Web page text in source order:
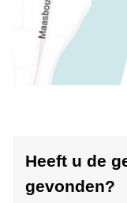
Heeft u de
gevonden?